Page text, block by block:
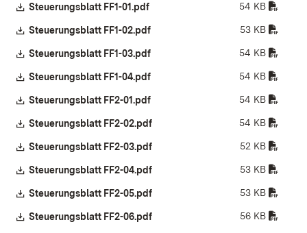
Download:
Steuerungsblatt FF1-01.pdf(Öffnet in neuem Fenster)
54 KB
Download:
Steuerungsblatt FF1-02.pdf(Öffnet in neuem Fenster)
53 KB
Download:
Steuerungsblatt FF1-03.pdf(Öffnet in neuem Fenster)
54 KB
Download:
Steuerungsblatt FF1-04.pdf(Öffnet in neuem Fenster)
54 KB
Download:
Steuerungsblatt FF2-01.pdf(Öffnet in neuem Fenster)
54 KB
Download:
Steuerungsblatt FF2-02.pdf(Öffnet in neuem Fenster)
54 KB
Download:
Steuerungsblatt FF2-03.pdf(Öffnet in neuem Fenster)
52 KB
Download:
Steuerungsblatt FF2-04.pdf(Öffnet in neuem Fenster)
53 KB
Download:
Steuerungsblatt FF2-05.pdf(Öffnet in neuem Fenster)
53 KB
Download:
Steuerungsblatt FF2-06.pdf(Öffnet in neuem Fenster)
56 KB